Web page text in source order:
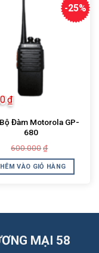
-25%
Đàm Motorola GP-
680
600.000 ₫
là:
600.000₫.
₫
tại
là:
VÀO GIỎ HÀNG
MẠI 58